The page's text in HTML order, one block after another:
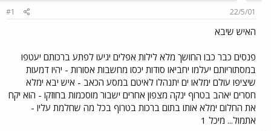
ש
א
ר
22/5/01
#1
האיש שיבא
פנסים כבר כבו החושך מלא לילות אפלים יגיעו לפתע ברכותם יעטפו
במסתוריותם יעלמו יחביאו סודות יכסו מחשבות אסורות - יהיו דמעות
שיציפו עולם ימלאו ים יתנהלו לאיטם במסע הכאב - איש יבא ימלא
חסרים יאהב בטרוף ינקה מצפון אחרים ישבור מוסכמות בחוזקו - הוא יקח
את החלום ימלא אותו בתום ברכות בטרוף בכל מה שחלמת עליו -
אתמול... מיכל 1